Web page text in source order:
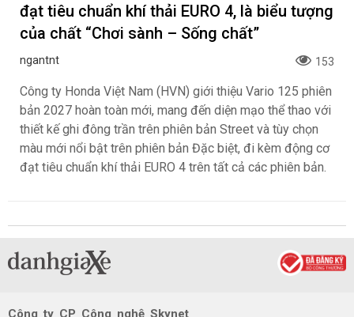
đạt tiêu chuẩn khí thải EURO 4, là biểu tượng
của chất “Chơi sành – Sống chất”
ngantnt 153
Công ty Honda Việt Nam (HVN) giới thiệu Vario 125 phiên
bản 2027 hoàn toàn mới, mang đến diện mạo thể thao với
thiết kế ghi đông trần trên phiên bản Street và tùy chọn
màu mới nổi bật trên phiên bản Đặc biệt, đi kèm động cơ
đạt tiêu chuẩn khí thải EURO 4 trên tất cả các phiên bản.
Công ty CP Công nghệ Skynet